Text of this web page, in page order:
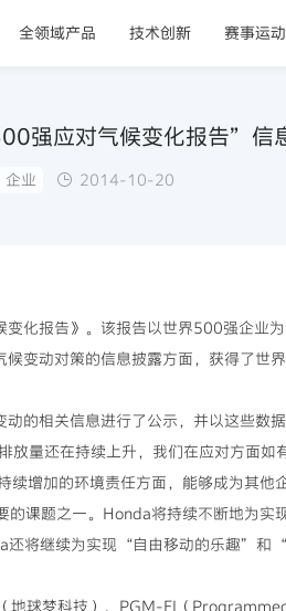
全领域产品 技术创新 赛事运动
强应对气候变化报告”信
企业 2014-10-20
报告》。该报告以世界500强企业为
变动对策的信息披露方面，获得了世
的相关信息进行了公示，并以这些数
量还在持续上升，我们在应对方面如
增加的环境责任方面，能够成为其他
的课题之一。Honda将持续不断地为
还将继续为实现“自由移动的乐趣”和
球梦科技）、PGM-FI（